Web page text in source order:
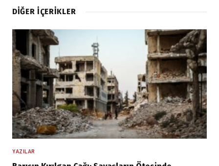
DIĞER İÇERIKLER
YAZILAR